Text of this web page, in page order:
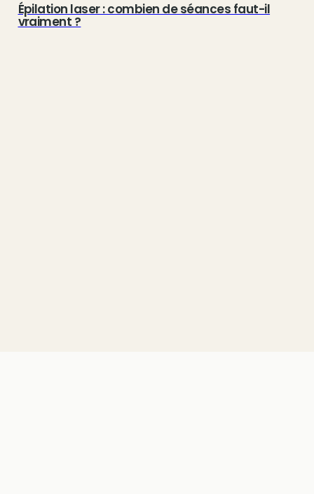
Épilation laser : combien de séances faut-il
vraiment ?